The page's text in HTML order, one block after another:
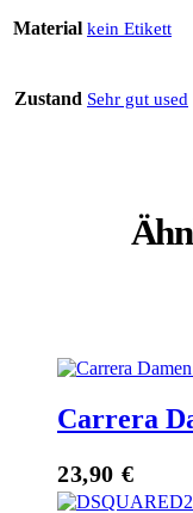
Material kein Etikett
Zustand Sehr gut used
Carrera
23,90 €